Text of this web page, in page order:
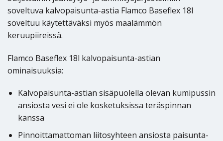
soveltuva kalvopaisunta-astia Flamco Baseflex 18l
soveltuu käytettäväksi myös maalämmön
keruupiireissä.
Flamco Baseflex 18l kalvopaisunta-astian
ominaisuuksia:
Kalvopaisunta-astian sisäpuolella olevan kumipussin
ansiosta vesi ei ole kosketuksissa teräspinnan
kanssa
Pinnoittamattoman liitosyhteen ansiosta paisunta-